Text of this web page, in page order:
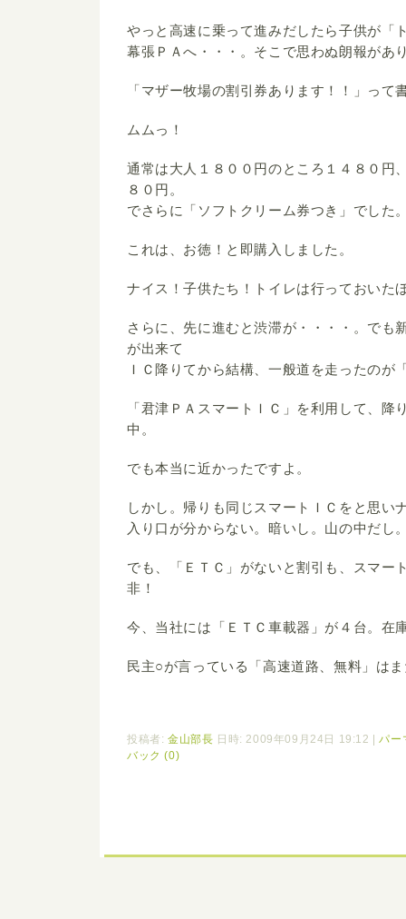
やっと高速に乗って進みだしたら子供が「
幕張ＰＡへ・・・。そこで思わぬ朗報があ
「マザー牧場の割引券あります！！」って
ムムっ！
通常は大人１８００円のところ１４８０円
８０円。
でさらに「ソフトクリーム券つき」でした
これは、お徳！と即購入しました。
ナイス！子供たち！トイレは行っておいた
さらに、先に進むと渋滞が・・・・。でも
が出来て
ＩＣ降りてから結構、一般道を走ったのが
「君津ＰＡスマートＩＣ」を利用して、降
中。
でも本当に近かったですよ。
しかし。帰りも同じスマートＩＣをと思い
入り口が分からない。暗いし。山の中だし
でも、「ＥＴＣ」がないと割引も、スマー
非！
今、当社には「ＥＴＣ車載器」が４台。在
民主○が言っている「高速道路、無料」は
投稿者:金山部長 日時: 2009年09月24日 19:12
パー
バック (0)